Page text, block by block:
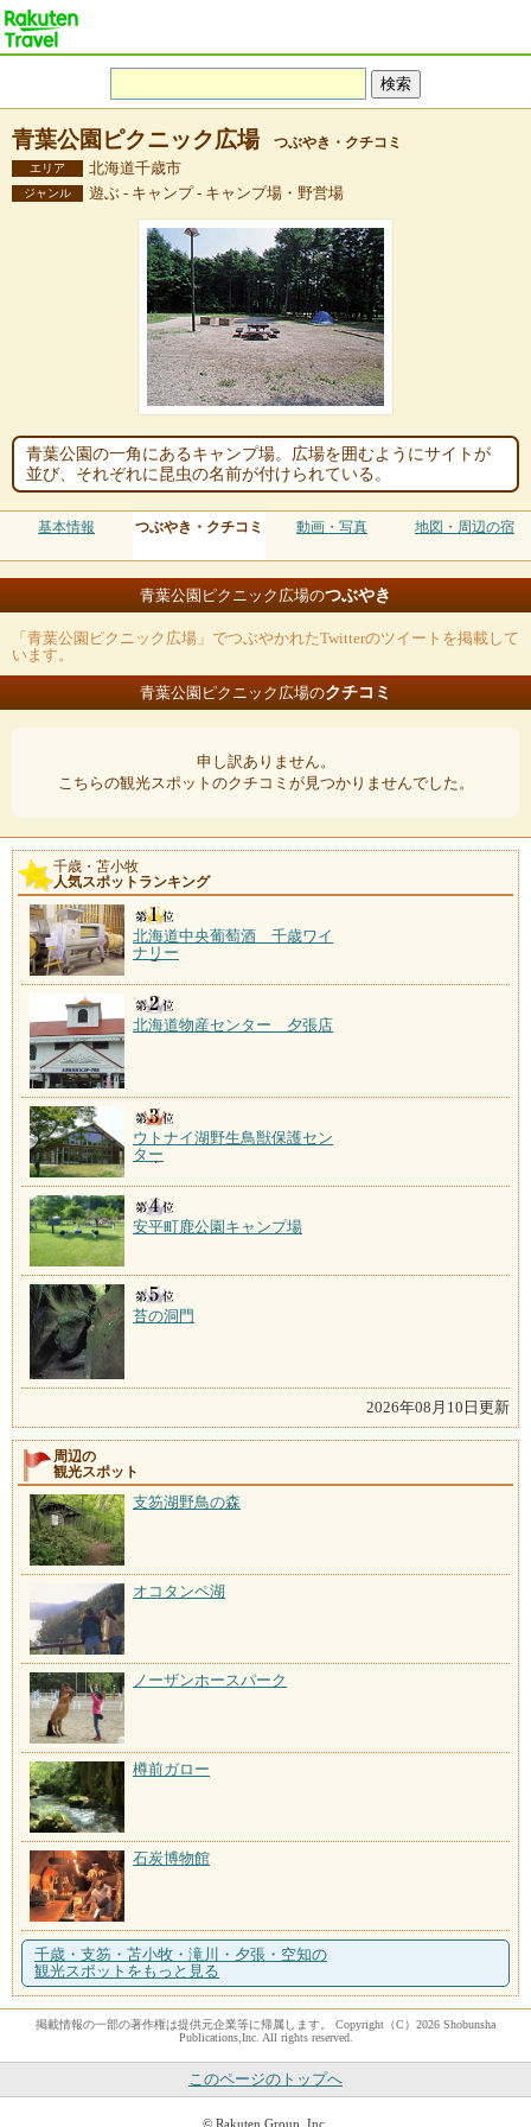
青葉公園ピクニック広場 つぶやき・クチコミ
エリア 北海道千歳市
ジャンル 遊ぶ - キャンプ - キャンプ場・野営場
青葉公園の一角にあるキャンプ場。広場を囲むようにサイトが
並び、それぞれに昆虫の名前が付けられている。
基本情報 つぶやき・クチコミ 動画・写真 地図・周辺の宿
青葉公園ピクニック広場のつぶやき
「青葉公園ピクニック広場」でつぶやかれたTwitterのツイートを掲載して
います。
青葉公園ピクニック広場のクチコミ
申し訳ありません。
こちらの観光スポットのクチコミが見つかりませんでした。
千歳・苫小牧
人気スポットランキング
北海道中央葡萄酒 千歳ワイ
ナリー
北海道物産センター 夕張店
ウトナイ湖野生鳥獣保護セン
ター
安平町鹿公園キャンプ場
苔の洞門
2026年08月10日更新
周辺の
観光スポット
支笏湖野鳥の森
オコタンペ湖
ノーザンホースパーク
樽前ガロー
石炭博物館
千歳・支笏・苫小牧・滝川・夕張・空知の
観光スポットをもっと見る
掲載情報の一部の著作権は提供元企業等に帰属します。 Copyright（C）2026 Shobunsha
Publications,Inc. All rights reserved.
このページのトップへ
© Rakuten Group, Inc.